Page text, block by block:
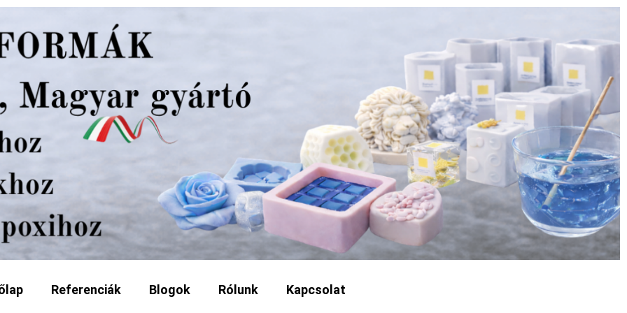
Referenciák Blogok Rólunk Kapcsolat